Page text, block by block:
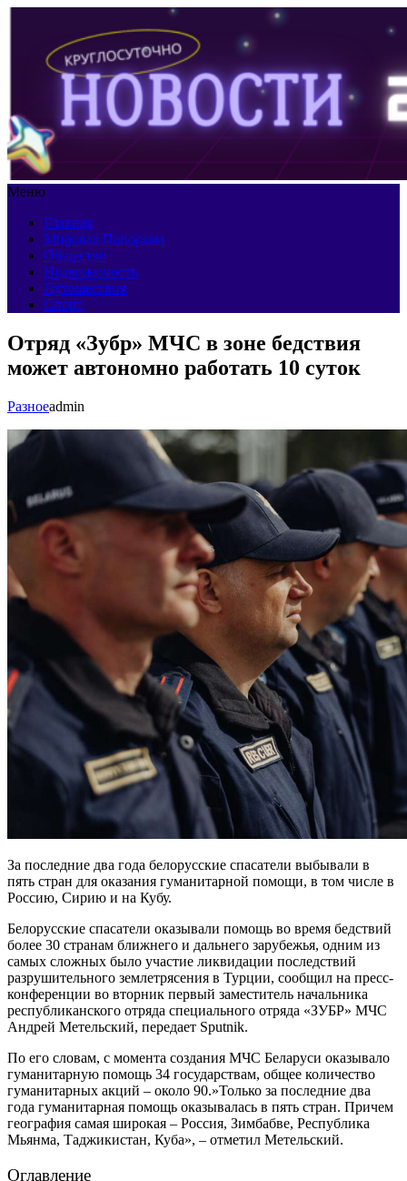
Меню
Главная
Мировая Панорама
Общество
Недвижимость
Путешествия
Спорт
Отряд «Зубр» МЧС в зоне бедствия
может автономно работать 10 суток
Разноеadmin
За последние два года белорусские спасатели выбывали в
пять стран для оказания гуманитарной помощи, в том числе в
Россию, Сирию и на Кубу.
Белорусские спасатели оказывали помощь во время бедствий
более 30 странам ближнего и дальнего зарубежья, одним из
самых сложных было участие ликвидации последствий
разрушительного землетрясения в Турции, сообщил на пресс-
конференции во вторник первый заместитель начальника
республиканского отряда специального отряда «ЗУБР» МЧС
Андрей Метельский, передает Sputnik.
По его словам, с момента создания МЧС Беларуси оказывало
гуманитарную помощь 34 государствам, общее количество
гуманитарных акций – около 90.»Только за последние два
года гуманитарная помощь оказывалась в пять стран. Причем
география самая широкая – Россия, Зимбабве, Республика
Мьянма, Таджикистан, Куба», – отметил Метельский.
Оглавление